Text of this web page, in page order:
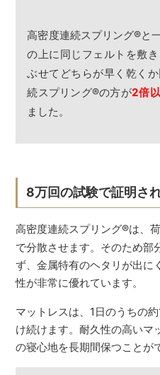
高密度連続スプリング®と
の上に同じフェルトを敷
ぶせてどちらが早く乾く
続スプリング®の方が2倍
ました。
8万回の試験で証明さ
高密度連続スプリング®は、
で分散させます。そのため部
ず、金属特有のヘタリが出に
性が非常に優れています。
マットレスは、1日のうちの
け続けます。耐久性の高いマ
の寝心地を長期間保つことが